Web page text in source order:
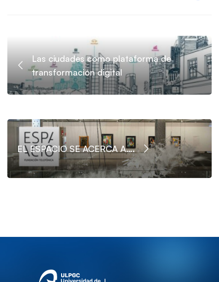
Las ciudades como plataforma de
transformación digital
EL ESPACIO SE ACERCA A….